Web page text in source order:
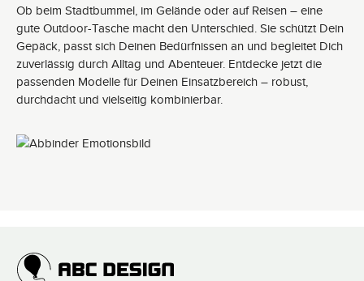
Ob beim Stadtbummel, im Gelände oder auf Reisen – eine
gute Outdoor-Tasche macht den Unterschied. Sie schützt Dein
Gepäck, passt sich Deinen Bedürfnissen an und begleitet Dich
zuverlässig durch Alltag und Abenteuer. Entdecke jetzt die
passenden Modelle für Deinen Einsatzbereich – robust,
durchdacht und vielseitig kombinierbar.